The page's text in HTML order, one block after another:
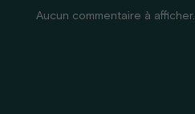
Aucun commentaire à afficher.